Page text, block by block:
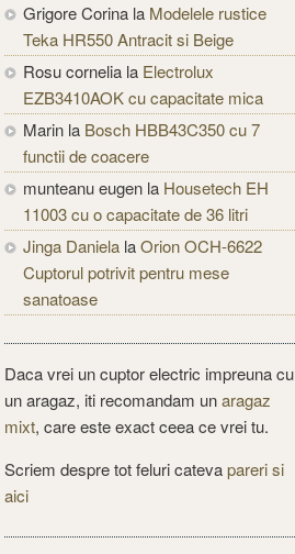
Grigore Corina la Modelele rustice
Teka HR550 Antracit si Beige
Rosu cornelia la Electrolux
EZB3410AOK cu capacitate mica
Marin la Bosch HBB43C350 cu 7
functii de coacere
munteanu eugen la Housetech EH
11003 cu o capacitate de 36 litri
Jinga Daniela laOrion OCH-6622
Cuptorul potrivit pentru mese
sanatoase
Daca vrei un cuptor electric impreuna cu
un aragaz, iti recomandam unaragaz
mixt, care este exact ceea ce vrei tu.
Scriem despre tot feluri catevapareri si
aici